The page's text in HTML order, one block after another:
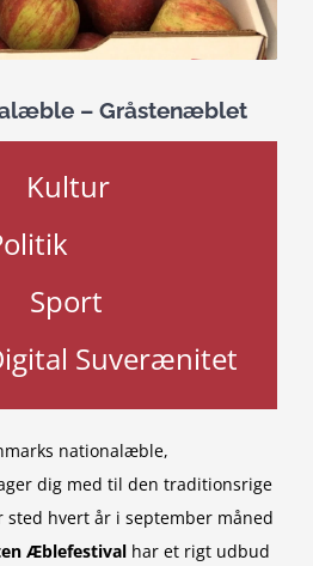
– Gråstenæblet
Kultur
Sport
Suverænitet
nationalæble,
dig med til den traditionsrige
sted hvert år i september måned
Æblefestival har et rigt udbud